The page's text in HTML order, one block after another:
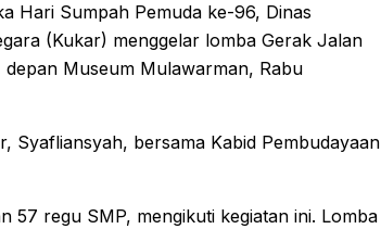
Hari Sumpah Pemuda ke-96, Dinas
(Kukar) menggelar lomba Gerak Jalan
Museum Mulawarman, Rabu
Syafliansyah, bersama Kabid Pembudayaan
57 regu SMP, mengikuti kegiatan ini. Lomba